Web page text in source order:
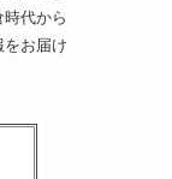
代から
お届け